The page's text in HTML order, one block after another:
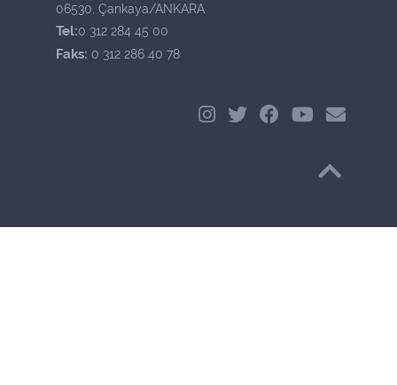
06530, Çankaya/ANKARA
Tel:0 312 284 45 00
Faks: 0 312 286 40 78